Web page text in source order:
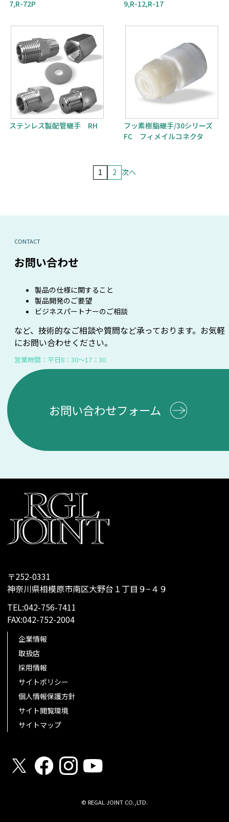
7,R-72P
9,R-12,R-17
ステンレス製配管継手 RH
フッ素樹脂継手/30シリーズ
FC フィメイルコネクタ
ペ
ー
送
1 2 次へ
CONTACT
お問い合わせ
製品の仕様に関すること
製品開発のご要望
ビジネスパートナーのご相談
など、技術的なご相談や質問など承っております。お気軽
にお問い合わせください。
営業時間：平日8：30～17：30
お問い合わせフォーム
〒252-0331
神奈川県相模原市南区大野台１丁目９−４９
TEL:042-756-7411
FAX:042-752-2004
企業情報
取扱店
採用情報
サイトポリシー
個人情報保護方針
サイト閲覧環境
サイトマップ
© REGAL JOINT CO.,LTD.